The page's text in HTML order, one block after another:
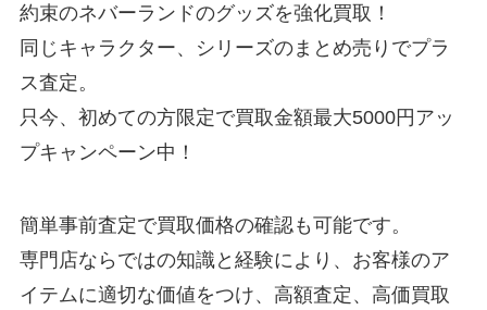
約束のネバーランドのグッズを強化買取！
同じキャラクター、シリーズのまとめ売りでプラ
ス査定。
只今、初めての方限定で買取金額最大5000円アッ
プキャンペーン中！
簡単事前査定で買取価格の確認も可能です。
専門店ならではの知識と経験により、お客様のア
イテムに適切な価値をつけ、高額査定、高価買取